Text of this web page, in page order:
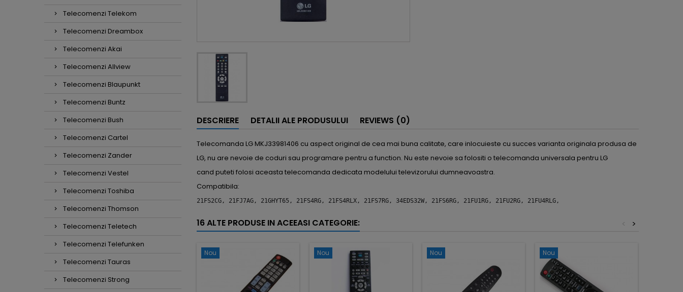
Telecomenzi Telekom
Telecomenzi Dreambox
Telecomenzi Akai
Telecomenzi Allview
Telecomenzi Blaupunkt
Telecomenzi Buntz
Telecomenzi Bush
Telecomenzi Cartel
Telecomenzi Zander
Telecomenzi Vestel
Telecomenzi Toshiba
Telecomenzi Thomson
Telecomenzi Teletech
Telecomenzi Telefunken
Telecomenzi Tauras
Telecomenzi Strong
DESCRIERE DETALII ALE PRODUSULUI REVIEWS (0)
Telecomanda LG MKJ33981406 cu aspect original de cea mai buna calitate, care inlocuieste cu succes varianta originala produsa de
LG, nu are nevoie de coduri sau programare pentru a function. Nu este nevoie sa folositi o telecomanda universala pentru LG
cand puteti folosi aceasta telecomanda dedicata modelului televizorului dumneavoastra.
Compatibila:
21FS2CG, 21FJ7AG, 21GHYT65, 21FS4RG, 21FS4RLX, 21FS7RG, 34EDS32W, 21FS6RG, 21FU1RG, 21FU2RG, 21FU4RLG,
16 ALTE PRODUSE IN ACEEASI CATEGORIE: >
<
Nou Nou Nou Nou